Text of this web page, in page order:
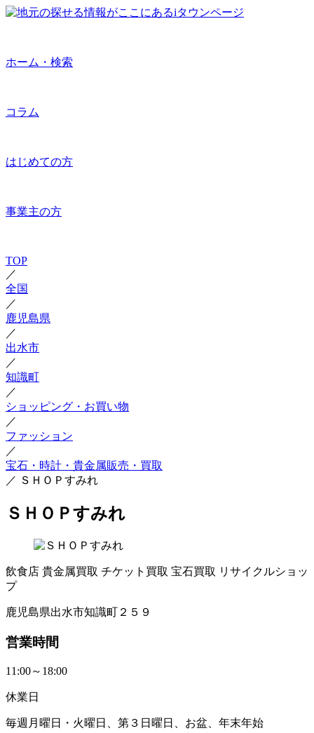
ホーム・検索
コラム
はじめての方
事業主の方
TOP
／
全国
／
鹿児島県
／
出水市
／
知識町
／
ショッピング・お買い物
／
ファッション
／
宝石・時計・貴金属販売・買取
／ ＳＨＯＰすみれ
ＳＨＯＰすみれ
飲食店 貴金属買取 チケット買取 宝石買取 リサイクルショッ
プ
鹿児島県出水市知識町２５９
営業時間
11:00～18:00
休業日
毎週月曜日・火曜日、第３日曜日、お盆、年末年始